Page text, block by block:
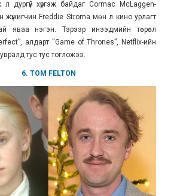
дургүй хүргэж байдагCormac McLaggen-
жүжигчин Freddie Stroma мөн л кино урлагт
яваа нэгэн. Тэрээр инээдмийн төрөл
алдарт “Game of Thrones”, Netflix-ийн
тус тус тогложээ.
6. TOM FELTON